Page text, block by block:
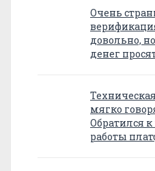
Очень
довольно,
денег
мягко
Обратился
работы